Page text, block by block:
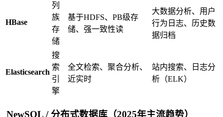
HBase
列
族
存
储
基于HDFS、PB级存
储、强一致性读
大数据分析、用户
行为日志、历史数
据归档
Elasticsearch
搜
索
引
擎
全文检索、聚合分析、
近实时
站内搜索、日志分
析（ELK）
NewSQL / 分布式数据库（2025年主流趋势）